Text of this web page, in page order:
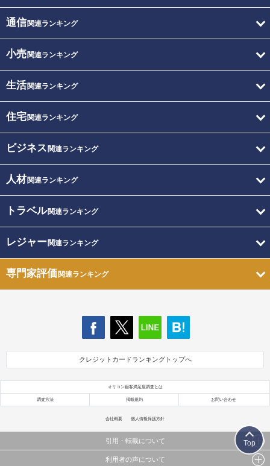
通信関連ランキング
小売関連ランキング
生活関連ランキング
住宅関連ランキング
ビジネス 関連ランキング
人材関連ランキング
トラベル関連ランキング
レジャー関連ランキング
専門家評価関連ランキング
クレジットカードランキングトップへ
オリコン顧客満足度調査とは
調査方法 掲載規約 お問い合わせ
会社概要 個人情報保護方針
引用・転載について
当サイトで公開されている情報（文字、写真、イラスト、画像データ等）及びこれらの配置・
利用者の声について
Top